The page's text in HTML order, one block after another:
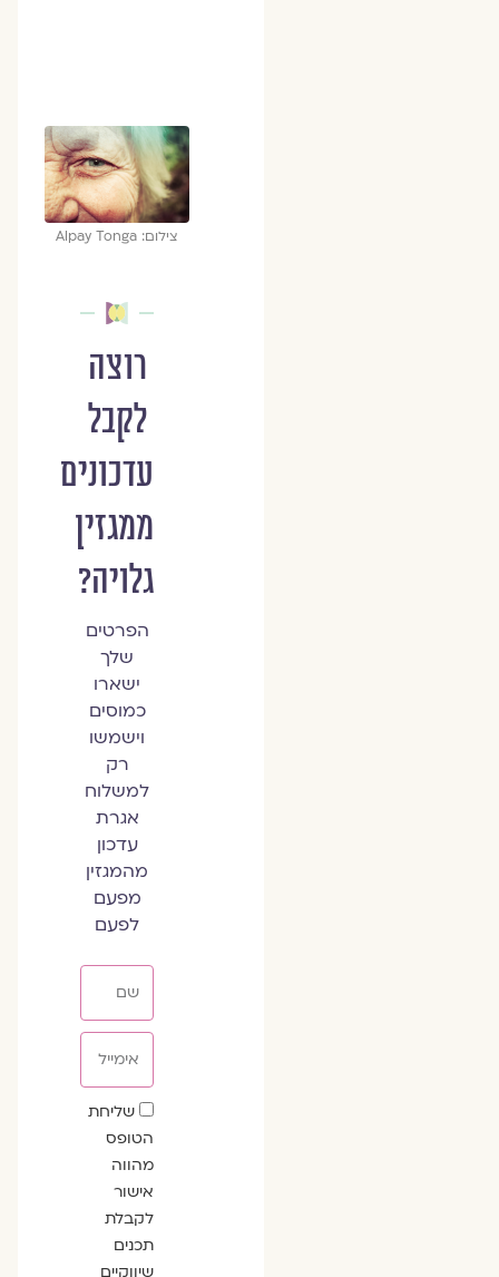
צילום: Alpay Tonga
רוצה
לקבל
עדכונים
ממגזין
גלויה?
הפרטים
שלך
ישארו
כמוסים
וישמשו
רק
למשלוח
אגרת
עדכון
מהמגזין
מפעם
לפעם
שדה
הסכמה
שליחת
הטופס
מהווה
אישור
לקבלת
תכנים
שיווקיים